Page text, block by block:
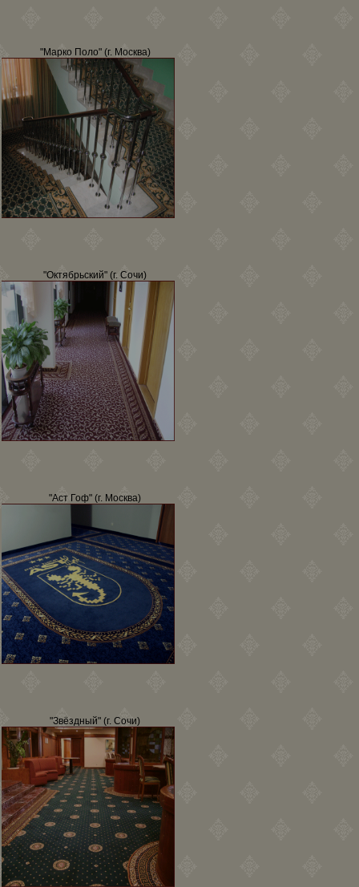
"Марко Поло" (г. Москва)
"Октябрьский" (г. Сочи)
"Аст Гоф" (г. Москва)
"Звёздный" (г. Сочи)